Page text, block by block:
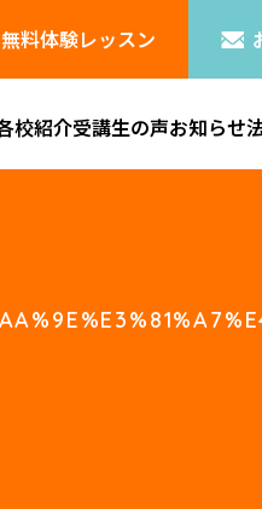
無料体験レッスン
校紹介受講生の声お知らせ